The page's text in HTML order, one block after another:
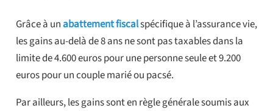
Grâce à unabattement fiscalspécifique à l’assurance vie,
les gains au-delà de 8 ans ne sont pas taxables dans la
limite de 4.600 euros pour une personne seule et 9.200
euros pour un couple marié ou pacsé.
Par ailleurs, les gains sont en règle générale soumis aux